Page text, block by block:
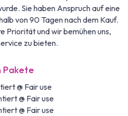
Sie haben Anspruch auf eine
von 90 Tagen nach dem Kauf.
Priorität und wir bemühen uns,
zu bieten.
Pakete
@ Fair use
@ Fair use
@ Fair use